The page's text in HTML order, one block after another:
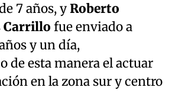
7 años, yRoberto
Carrillo fue enviado a
y un día,
de esta manera el actuar
en la zona sur y centro